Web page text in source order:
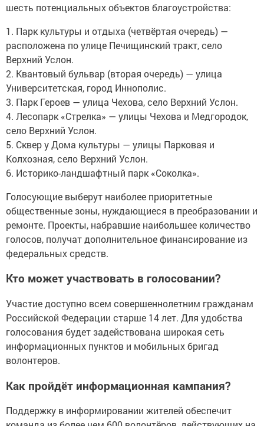
шесть потенциальных объектов благоустройства:
1. Парк культуры и отдыха (четвёртая очередь) —
расположена по улице Печищинский тракт, село
Верхний Услон.
2. Квантовый бульвар (вторая очередь) — улица
Университетская, город Иннополис.
3. Парк Героев — улица Чехова, село Верхний Услон.
4. Лесопарк «Стрелка» — улицы Чехова и Медгородок,
село Верхний Услон.
5. Сквер у Дома культуры — улицы Парковая и
Колхозная, село Верхний Услон.
6. Историко-ландшафтный парк «Соколка».
Голосующие выберут наиболее приоритетные
общественные зоны, нуждающиеся в преобразовании и
ремонте. Проекты, набравшие наибольшее количество
голосов, получат дополнительное финансирование из
федеральных средств.
Кто может участвовать в голосовании?
Участие доступно всем совершеннолетним гражданам
Российской Федерации старше 14 лет. Для удобства
голосования будет задействована широкая сеть
информационных пунктов и мобильных бригад
волонтеров.
Как пройдёт информационная кампания?
Поддержку в информировании жителей обеспечит